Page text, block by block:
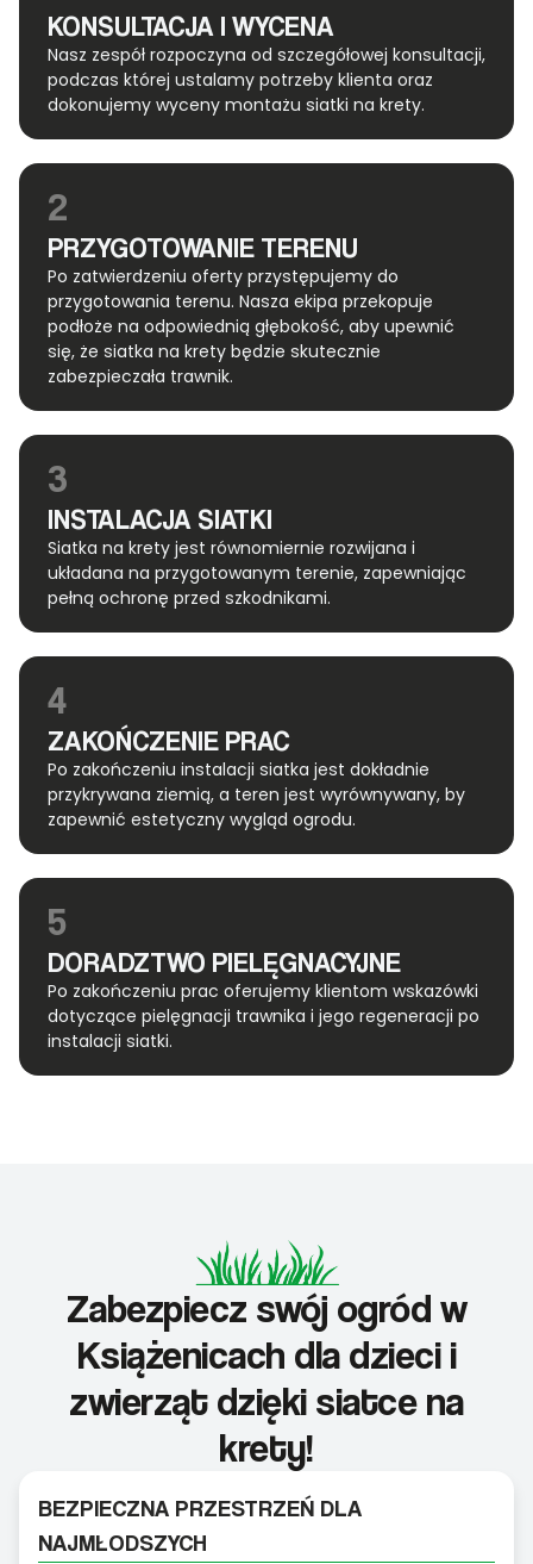
KONSULTACJA I WYCENA
Nasz zespół rozpoczyna od szczegółowej konsultacji,
podczas której ustalamy potrzeby klienta oraz
dokonujemy wyceny montażu siatki na krety.
2
PRZYGOTOWANIE TERENU
Po zatwierdzeniu oferty przystępujemy do
przygotowania terenu. Nasza ekipa przekopuje
podłoże na odpowiednią głębokość, aby upewnić
się, że siatka na krety będzie skutecznie
zabezpieczała trawnik.
3
INSTALACJA SIATKI
Siatka na krety jest równomiernie rozwijana i
układana na przygotowanym terenie, zapewniając
pełną ochronę przed szkodnikami.
4
ZAKOŃCZENIE PRAC
Po zakończeniu instalacji siatka jest dokładnie
przykrywana ziemią, a teren jest wyrównywany, by
zapewnić estetyczny wygląd ogrodu.
5
DORADZTWO PIELĘGNACYJNE
Po zakończeniu prac oferujemy klientom wskazówki
dotyczące pielęgnacji trawnika i jego regeneracji po
instalacji siatki.
Zabezpiecz swój ogród w
Książenicach dla dzieci i
zwierząt dzięki siatce na
krety!
BEZPIECZNA PRZESTRZEŃ DLA
NAJMŁODSZYCH